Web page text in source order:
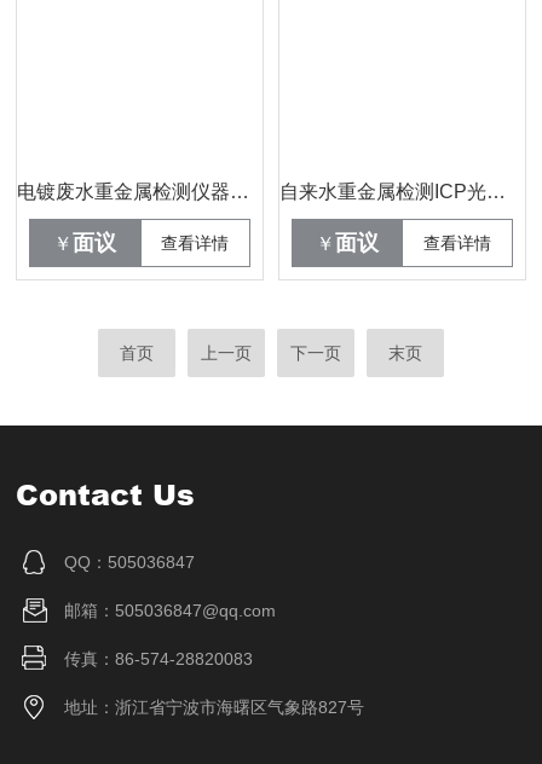
电镀废水重金属检测仪器厂家
￥ 面议 查看详情
自来水重金属检测ICP光谱仪
￥ 面议 查看详情
首页 上一页 下一页 末页
Contact Us
QQ：505036847
邮箱：505036847@qq.com
传真：86-574-28820083
地址：浙江省宁波市海曙区气象路827号